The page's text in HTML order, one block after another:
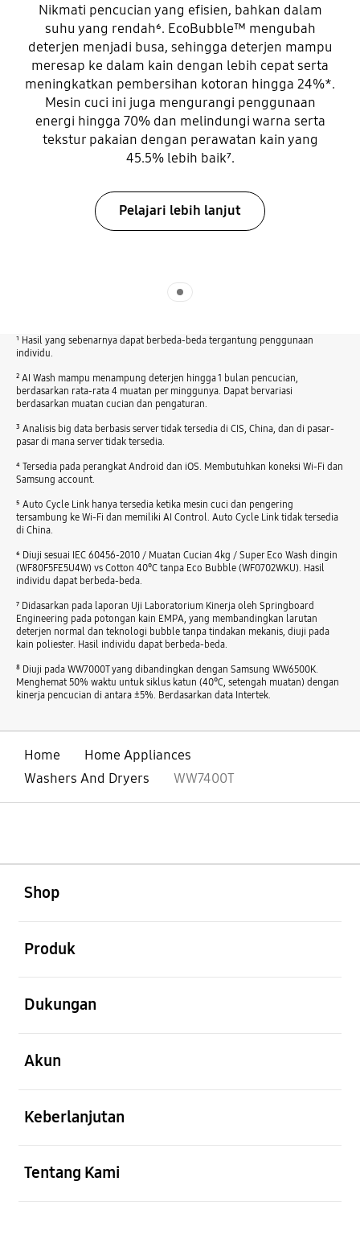
Nikmati pencucian yang efisien, bahkan dalam
suhu yang rendah⁶. EcoBubble™ mengubah
deterjen menjadi busa, sehingga deterjen mampu
meresap ke dalam kain dengan lebih cepat serta
meningkatkan pembersihan kotoran hingga 24%*.
Mesin cuci ini juga mengurangi penggunaan
energi hingga 70% dan melindungi warna serta
tekstur pakaian dengan perawatan kain yang
45.5% lebih baik⁷.
Pelajari lebih lanjut
¹ Hasil yang sebenarnya dapat berbeda-beda tergantung penggunaan
individu.
² AI Wash mampu menampung deterjen hingga 1 bulan pencucian,
berdasarkan rata-rata 4 muatan per minggunya. Dapat bervariasi
berdasarkan muatan cucian dan pengaturan.
³ Analisis big data berbasis server tidak tersedia di CIS, China, dan di pasar-
pasar di mana server tidak tersedia.
⁴ Tersedia pada perangkat Android dan iOS. Membutuhkan koneksi Wi-Fi dan
Samsung account.
⁵ Auto Cycle Link hanya tersedia ketika mesin cuci dan pengering
tersambung ke Wi-Fi dan memiliki AI Control. Auto Cycle Link tidak tersedia
di China.
⁶ Diuji sesuai IEC 60456-2010 / Muatan Cucian 4kg / Super Eco Wash dingin
(WF80F5FE5U4W) vs Cotton 40°C tanpa Eco Bubble (WF0702WKU). Hasil
individu dapat berbeda-beda.
⁷ Didasarkan pada laporan Uji Laboratorium Kinerja oleh Springboard
Engineering pada potongan kain EMPA, yang membandingkan larutan
deterjen normal dan teknologi bubble tanpa tindakan mekanis, diuji pada
kain poliester. Hasil individu dapat berbeda-beda.
⁸ Diuji pada WW7000T yang dibandingkan dengan Samsung WW6500K.
Menghemat 50% waktu untuk siklus katun (40℃, setengah muatan) dengan
kinerja pencucian di antara ±5%. Berdasarkan data Intertek.
Home
Home Appliances
Washers And Dryers
WW7400T
Shop
Produk
Dukungan
Akun
Keberlanjutan
Tentang Kami